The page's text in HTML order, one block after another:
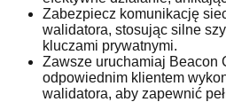
Zabezpiecz komunikację
walidatora, stosując silne
kluczami prywatnymi.
Zawsze uruchamiaj Beacon
odpowiednim klientem
walidatora, aby zapewnić